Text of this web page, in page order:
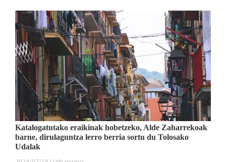
Katalogatutako eraikinak hobetzeko, Alde Zaharrekoak
barne, dirulaguntza lerro berria sortu du Tolosako
Udalak